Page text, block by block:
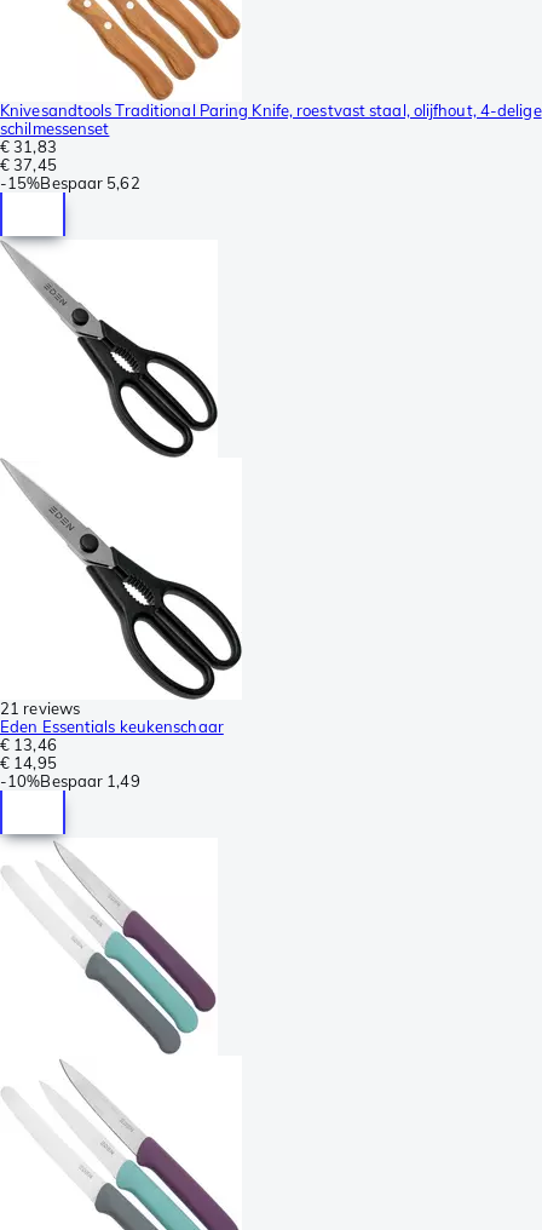
Knivesandtools Traditional Paring Knife, roestvast staal, olijfhout, 4-delige
schilmessenset
€ 31,83
€ 37,45
-15%Bespaar 5,62
21 reviews
Eden Essentials keukenschaar
€ 13,46
€ 14,95
-10%Bespaar 1,49